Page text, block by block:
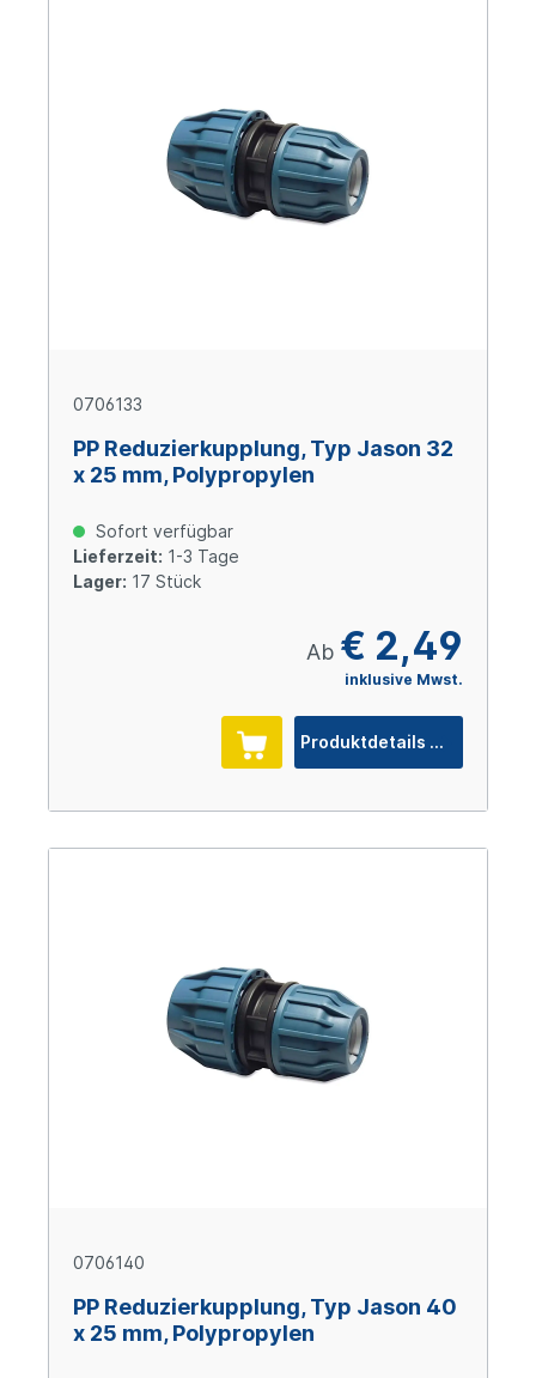
0706133
PP Reduzierkupplung, Typ Jason 32
x 25 mm, Polypropylen
Sofort verfügbar
Lieferzeit: 1-3 Tage
Lager: 17 Stück
Ab € 2,49
inklusive Mwst.
Produktdetails
0706140
PP Reduzierkupplung, Typ Jason 40
x 25 mm, Polypropylen